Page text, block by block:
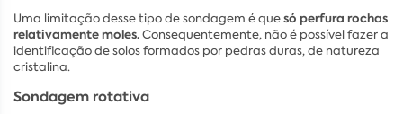
Uma limitação desse tipo de sondagem é quesó perfura rochas
relativamente moles.Consequentemente, não é possível fazer a
identificação de solos formados por pedras duras, de natureza
cristalina.
Sondagem rotativa